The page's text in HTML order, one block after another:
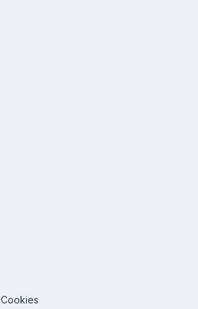
Cookies